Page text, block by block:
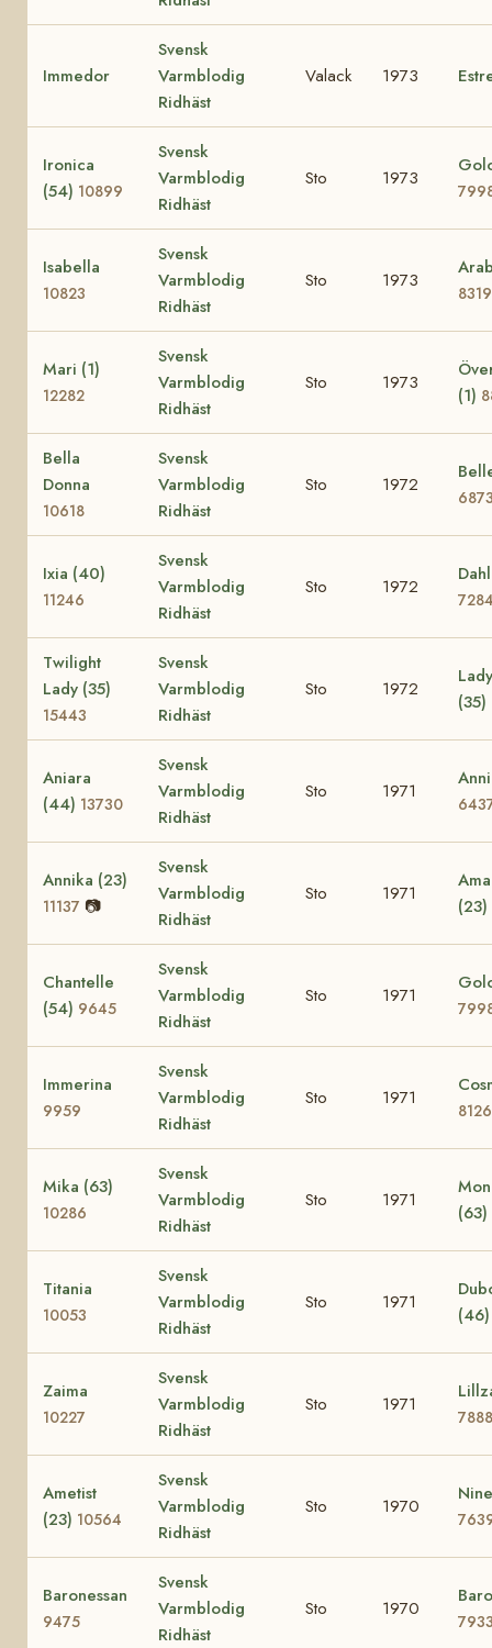
Immedor
Svensk
Varmblodig
Ridhäst
Valack 1973
Ironica
(54) 10899
Svensk
Varmblodig
Ridhäst
Sto 1973
Isabella
10823
Svensk
Varmblodig
Ridhäst
Sto 1973
8319
Mari (1)
12282
Svensk
Varmblodig
Ridhäst
Sto 1973
(1)
Bella
Donna
10618
Svensk
Varmblodig
Ridhäst
Sto 1972
Ixia (40)
11246
Svensk
Varmblodig
Ridhäst
Sto 1972
Twilight
Lady (35)
15443
Svensk
Varmblodig
Ridhäst
Sto 1972
(35)
Aniara
(44) 13730
Svensk
Varmblodig
Ridhäst
Sto 1971
Annika (23)
11137 📷
Svensk
Varmblodig
Ridhäst
Sto 1971
(23)
Chantelle
(54) 9645
Svensk
Varmblodig
Ridhäst
Sto 1971
Immerina
9959
Svensk
Varmblodig
Ridhäst
Sto 1971
8126
Mika (63)
10286
Svensk
Varmblodig
Ridhäst
Sto 1971
(63)
Titania
10053
Svensk
Varmblodig
Ridhäst
Sto 1971
Zaima
10227
Svensk
Varmblodig
Ridhäst
Sto 1971
7888
Ametist
(23) 10564
Svensk
Varmblodig
Ridhäst
Sto 1970
Baronessan
9475
Svensk
Varmblodig
Ridhäst
Sto 1970